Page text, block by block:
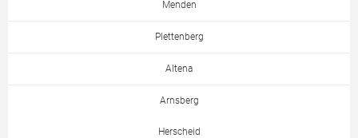
Menden
Plettenberg
Altena
Arnsberg
Herscheid